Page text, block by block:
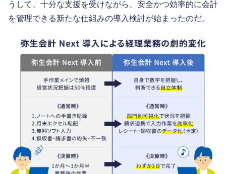
うして、十分な支援を受けながら、安全かつ効率的に会計
を管理できる新たな仕組みの導入検討が始まったのだ。